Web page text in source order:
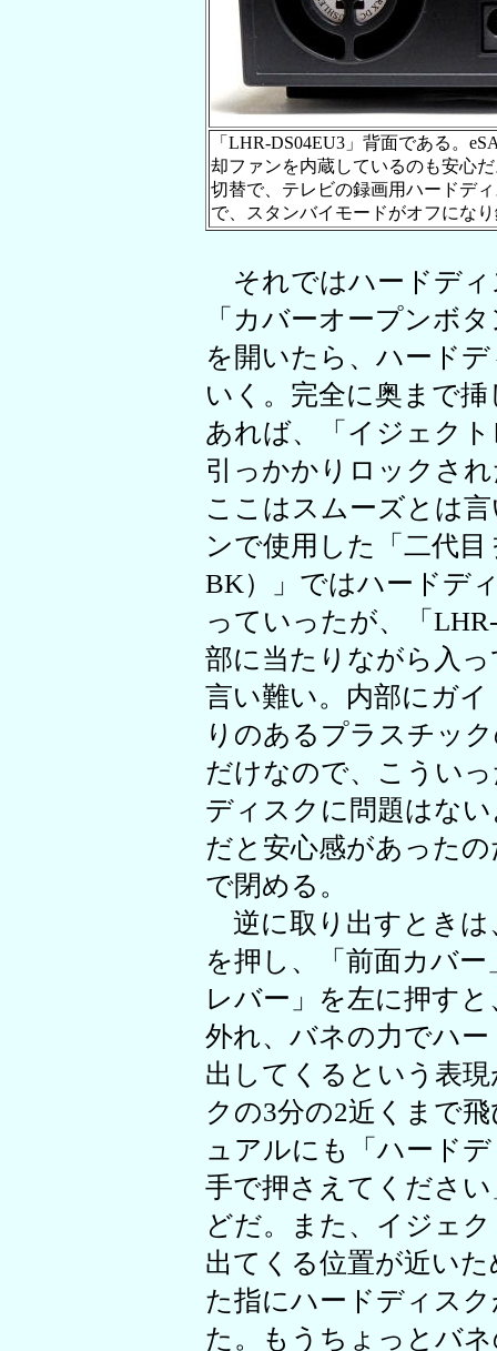
「LHR-DS04EU3」背面である。
却ファンを内蔵しているのも安心
切替で、テレビの録画用ハードデ
で、スタンバイモードがオフにな
それではハードディ
「カバーオープンボ
を開いたら、ハード
いく。完全に奥まで
あれば、「イジェク
引っかかりロックさ
ここはスムーズとは
ンで使用した「二代
BK）」ではハードデ
っていったが、「
部に当たりながら入
言い難い。内部にガ
りのあるプラスチッ
だけなので、こうい
ディスクに問題はな
だと安心感があった
で閉める。
逆に取り出すときは
を押し、「前面カバ
レバー」を左に押す
外れ、バネの力でハ
出してくるという表
クの3分の2近くまで
ュアルにも「ハード
手で押さえてくださ
どだ。また、イジェ
出てくる位置が近い
た指にハードディス
た。もうちょっとバ